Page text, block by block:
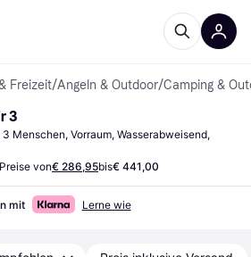
Freizeit/Angeln & Outdoor/Camping &
3
Menschen, Vorraum, Wasserabweisend,
von€ 286,95bis€ 441,00
mit Lerne wie